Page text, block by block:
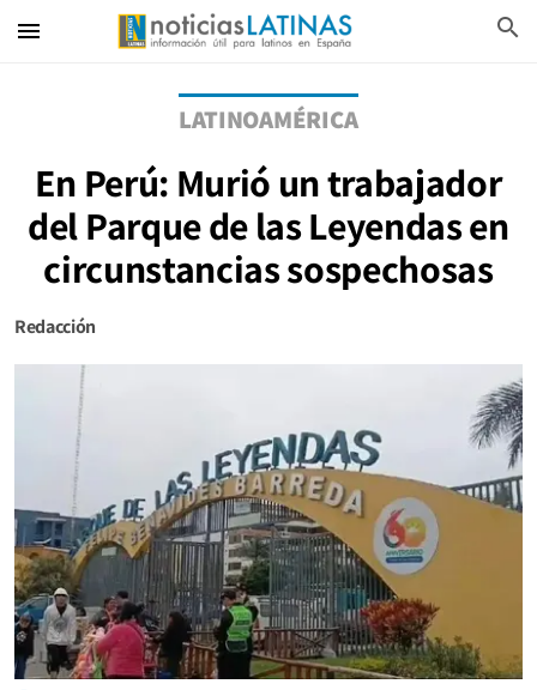
menu search
LATINOAMÉRICA
En Perú: Murió un trabajador
del Parque de las Leyendas en
circunstancias sospechosas
Redacción